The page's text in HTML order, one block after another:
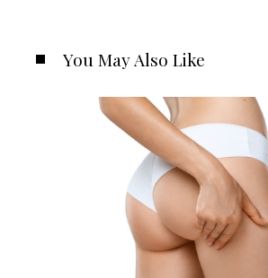
You May Also Like